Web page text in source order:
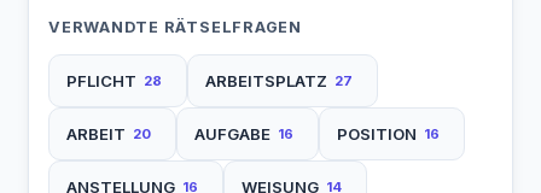
VERWANDTE RÄTSELFRAGEN
PFLICHT 28 ARBEITSPLATZ 27
ARBEIT 20 AUFGABE 16 POSITION 16
ANSTELLUNG 16 WEISUNG 14